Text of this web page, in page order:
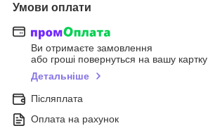
Умови оплати
Ви отримаєте замовлення
або гроші повернуться на вашу картку
Детальніше
Післяплата
Оплата на рахунок